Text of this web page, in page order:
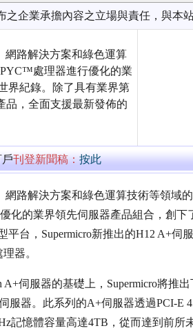
之企業承擔內容之立場與責任，與本
網路解決方案和綠色運算
處理器進行優化的業
界紀錄。除了具有業界第
品，全面支援最新發佈的
刊登新聞稿：按此
網路解決方案和綠色運算技術等領域
化的業界領先伺服器產品組合，創下
台，Supermicro新推出的H12 A+伺
器。
伺服器的基礎上，Supermicro將推
服器。此系列的A+伺服器透過PCI-E
記憶體容量高達4TB，從而達到前所